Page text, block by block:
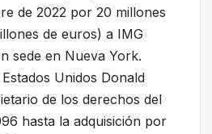
de 2022 por 20 millones
de euros) a IMG
sede en Nueva York.
Unidos Donald
de los derechos del
hasta la adquisición por